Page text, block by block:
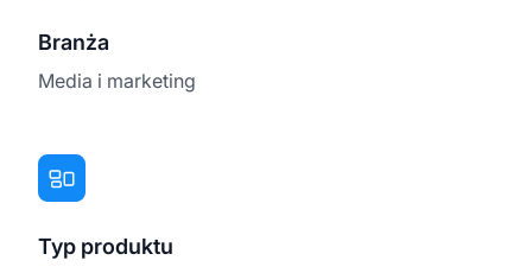
Branża
Media i marketing
Typ produktu